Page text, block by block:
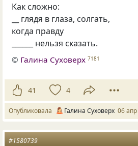
Как сложно:
__ глядя в глаза, солгать,
когда правду
______ нельзя сказать.
© Галина Суховерх 7181
41 4
Опубликовала Галина Суховерх 06
#1580739